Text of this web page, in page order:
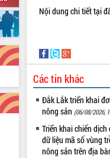
Nội dung chi tiếttại
Các tin khác
Đắk Lắk triển khai
nông sản (06/08/2026,
Triển khai chiến
dữ liệu mã số vùng
nông sản trên địa